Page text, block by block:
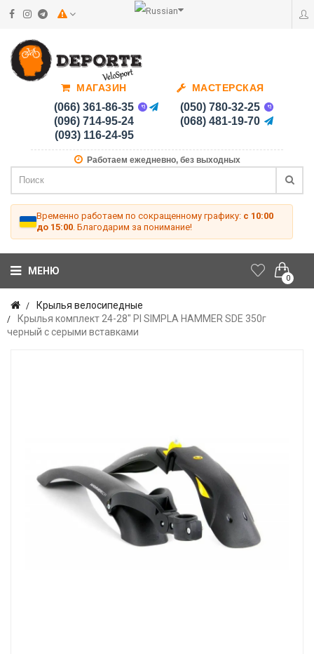
МАГАЗИН
(066) 361-86-35
(096) 714-95-24
(093) 116-24-95
МАСТЕРСКАЯ
(050) 780-32-25
(068) 481-19-70
Работаем ежедневно, без выходных
Временно работаем по сокращенному графику: с 10:00
до 15:00 . Благодарим за понимание!
0
МЕНЮ
Крылья велосипедные
Крылья комплект 24-28" Pl SIMPLA HAMMER SDE 350г
черный с серыми вставками